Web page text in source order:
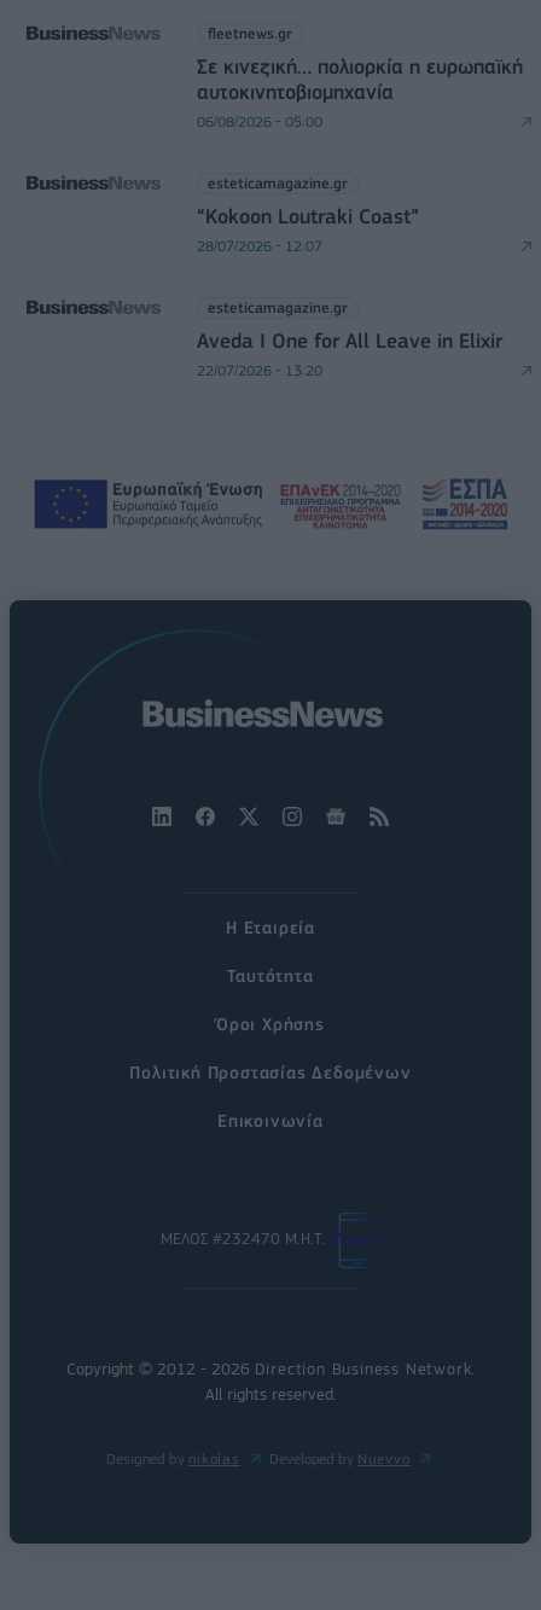
fleetnews.gr
Σε κινεζική… πολιορκία η ευρωπαϊκή
αυτοκινητοβιομηχανία
06/08/2026 - 05:00
esteticamagazine.gr
“Kokoon Loutraki Coast”
28/07/2026 - 12:07
esteticamagazine.gr
Aveda I One for All Leave in Elixir
22/07/2026 - 13:20
Η Εταιρεία
Ταυτότητα
Όροι Χρήσης
Πολιτική Προστασίας Δεδομένων
Επικοινωνία
ΜΕΛΟΣ #232470 Μ.Η.Τ.
Copyright © 2012 - 2026 Direction Business Network
All rights reserved.
Designed by nikolas Developed by Nuevvo